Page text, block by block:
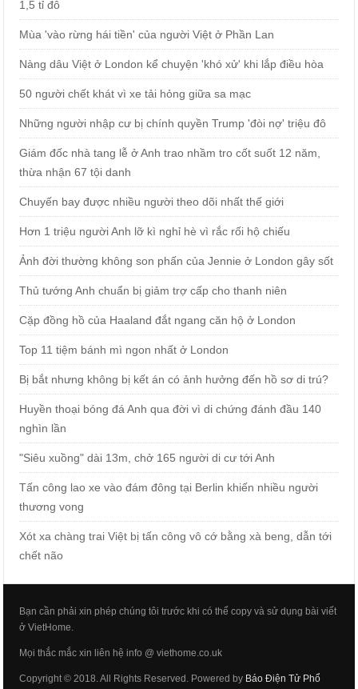
1,5 tỉ đô
Mùa 'vào rừng hái tiền' của người Việt ở Phần Lan
Nàng dâu Việt ở London kể chuyện 'khó xử' khi lắp điều hòa
50 người chết khát vì xe tải hỏng giữa sa mạc
Những người nhập cư bị chính quyền Trump 'đòi nợ' triệu đô
Giám đốc nhà tang lễ ở Anh trao nhầm tro cốt suốt 12 năm,
thừa nhận 67 tội danh
Chuyến bay được nhiều người theo dõi nhất thế giới
Hơn 1 triệu người Anh lỡ kì nghỉ hè vì rắc rối hộ chiếu
Ảnh đời thường không son phấn của Jennie ở London gây sốt
Thủ tướng Anh chuẩn bị giảm trợ cấp cho thanh niên
Cặp đồng hồ của Haaland đắt ngang căn hộ ở London
Top 11 tiệm bánh mì ngon nhất ở London
Bị bắt nhưng không bị kết án có ảnh hưởng đến hồ sơ di trú?
Huyền thoại bóng đá Anh qua đời vì di chứng đánh đầu 140
nghìn lần
"Siêu xuồng" dài 13m, chở 165 người di cư tới Anh
Tấn công lao xe vào đám đông tại Berlin khiến nhiều người
thương vong
Xót xa chàng trai Việt bị tấn công vô cớ bằng xà beng, dẫn tới
chết não
Bạn cần phải xin phép chúng tôi trước khi có thể copy và sử dụng bài viết
ở VietHome.
Mọi thắc mắc xin liên hệ info @ viethome.co.uk
Copyright © 2018. All Rights Reserved. Powered by Báo Điện Tử Phổ